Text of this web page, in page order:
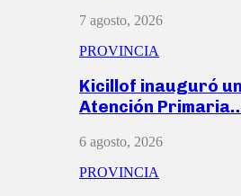
7 agosto, 2026
PROVINCIA
Kicillof inauguró
Atención
6 agosto, 2026
PROVINCIA